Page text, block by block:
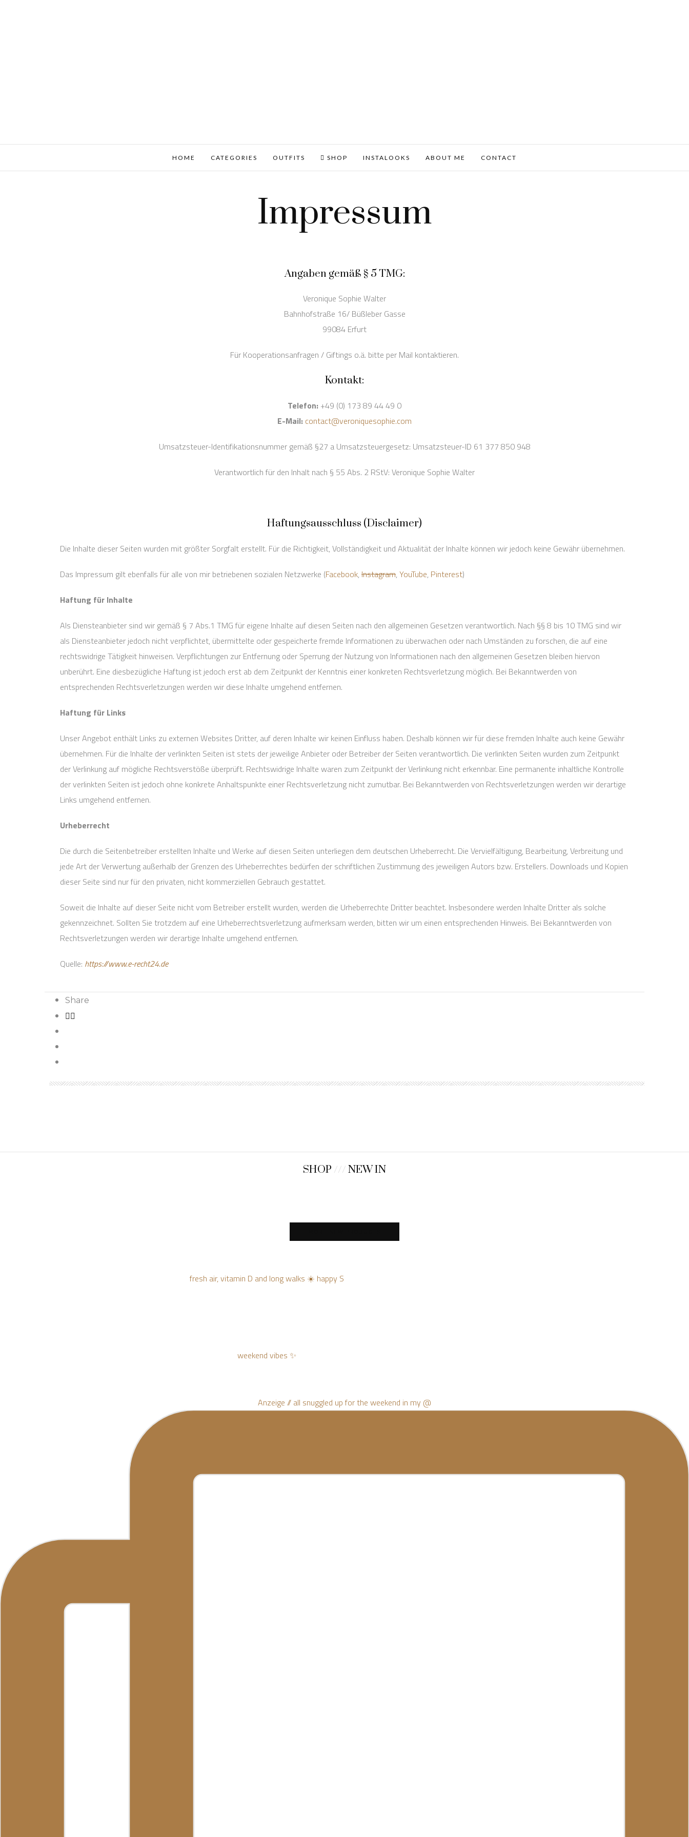
HOME CATEGORIES OUTFITS SHOP INSTALOOKS ABOUT ME CONTACT
Impressum
Angaben gemäß § 5 TMG:
Veronique Sophie Walter
Bahnhofstraße 16/ Büßleber Gasse
99084 Erfurt
Für Kooperationsanfragen / Giftings o.ä. bitte per Mail kontaktieren.
Kontakt:
Telefon: +49 (0) 173 89 44 49 0
E-Mail: contact@veroniquesophie.com
Umsatzsteuer-Identifikationsnummer gemäß §27 a Umsatzsteuergesetz: Umsatzsteuer-ID 61 377 850 948
Verantwortlich für den Inhalt nach § 55 Abs. 2 RStV: Veronique Sophie Walter
Haftungsausschluss (Disclaimer)
Die Inhalte dieser Seiten wurden mit größter Sorgfalt erstellt. Für die Richtigkeit, Vollständigkeit und Aktualität der Inhalte können wir jedoch keine Gewähr übernehmen.
Das Impressum gilt ebenfalls für alle von mir betriebenen sozialen Netzwerke (Facebook,Instagram,YouTube, Pinterest)
Haftung für Inhalte
Als Diensteanbieter sind wir gemäß § 7 Abs.1 TMG für eigene Inhalte auf diesen Seiten nach den allgemeinen Gesetzen verantwortlich. Nach §§ 8 bis 10 TMG sind wir
als Diensteanbieter jedoch nicht verpflichtet, übermittelte oder gespeicherte fremde Informationen zu überwachen oder nach Umständen zu forschen, die auf eine
rechtswidrige Tätigkeit hinweisen. Verpflichtungen zur Entfernung oder Sperrung der Nutzung von Informationen nach den allgemeinen Gesetzen bleiben hiervon
unberührt. Eine diesbezügliche Haftung ist jedoch erst ab dem Zeitpunkt der Kenntnis einer konkreten Rechtsverletzung möglich. Bei Bekanntwerden von
entsprechenden Rechtsverletzungen werden wir diese Inhalte umgehend entfernen.
Haftung für Links
Unser Angebot enthält Links zu externen Websites Dritter, auf deren Inhalte wir keinen Einfluss haben. Deshalb können wir für diese fremden Inhalte auch keine Gewähr
übernehmen. Für die Inhalte der verlinkten Seiten ist stets der jeweilige Anbieter oder Betreiber der Seiten verantwortlich. Die verlinkten Seiten wurden zum Zeitpunkt
der Verlinkung auf mögliche Rechtsverstöße überprüft. Rechtswidrige Inhalte waren zum Zeitpunkt der Verlinkung nicht erkennbar. Eine permanente inhaltliche Kontrolle
der verlinkten Seiten ist jedoch ohne konkrete Anhaltspunkte einer Rechtsverletzung nicht zumutbar. Bei Bekanntwerden von Rechtsverletzungen werden wir derartige
Links umgehend entfernen.
Urheberrecht
Die durch die Seitenbetreiber erstellten Inhalte und Werke auf diesen Seiten unterliegen dem deutschen Urheberrecht. Die Vervielfältigung, Bearbeitung, Verbreitung und
jede Art der Verwertung außerhalb der Grenzen des Urheberrechtes bedürfen der schriftlichen Zustimmung des jeweiligen Autors bzw. Erstellers. Downloads und Kopien
dieser Seite sind nur für den privaten, nicht kommerziellen Gebrauch gestattet.
Soweit die Inhalte auf dieser Seite nicht vom Betreiber erstellt wurden, werden die Urheberrechte Dritter beachtet. Insbesondere werden Inhalte Dritter als solche
gekennzeichnet. Sollten Sie trotzdem auf eine Urheberrechtsverletzung aufmerksam werden, bitten wir um einen entsprechenden Hinweis. Bei Bekanntwerden von
Rechtsverletzungen werden wir derartige Inhalte umgehend entfernen.
Quelle: https://www.e-recht24.de
Share
SHOP ///NEW IN
fresh air, vitamin D and long walks ☀️ happy S
weekend vibes ✨
Anzeige // all snuggled up for the weekend in my @